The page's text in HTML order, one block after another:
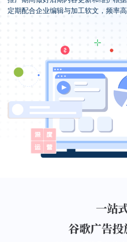
定期配合企业编辑与加工软文，频率高
一站
谷歌广告